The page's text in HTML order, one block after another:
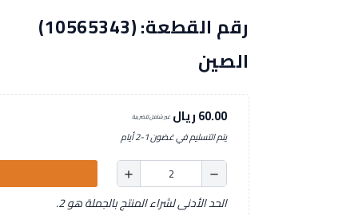
رقم
الصين
60.00 ريال غير شامل للضريبة
يتم التسليم في غضون 1-2 أيام
remove
add
الحد الأدنى لشراء المنتج بالجملة هو 2.